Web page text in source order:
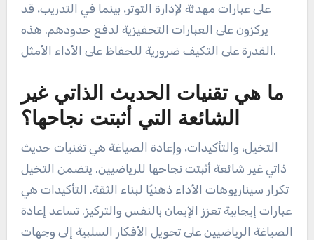
على عبارات مهدئة لإدارة التوتر، بينما في التدريب، قد
يركزون على العبارات التحفيزية لدفع حدودهم. هذه
القدرة على التكيف ضرورية للحفاظ على الأداء الأمثل.
ما هي تقنيات الحديث الذاتي غير
الشائعة التي أثبتت نجاحها؟
التخيل، والتأكيدات، وإعادة الصياغة هي تقنيات حديث
ذاتي غير شائعة أثبتت نجاحها للرياضيين. يتضمن التخيل
تكرار سيناريوهات الأداء ذهنيًا لبناء الثقة. التأكيدات هي
عبارات إيجابية تعزز الإيمان بالنفس والتركيز. تساعد إعادة
الصياغة الرياضيين على تحويل الأفكار السلبية إلى وجهات